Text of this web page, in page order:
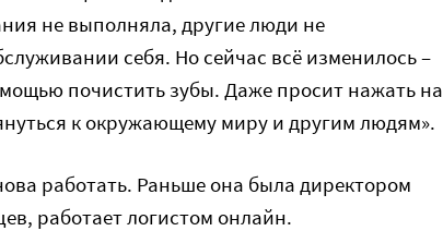
не выполняла, другие люди не
себя. Но сейчас всё изменилось –
почистить зубы. Даже просит нажать на
к окружающему миру и другим людям».
работать. Раньше она была директором
работает логистом онлайн.